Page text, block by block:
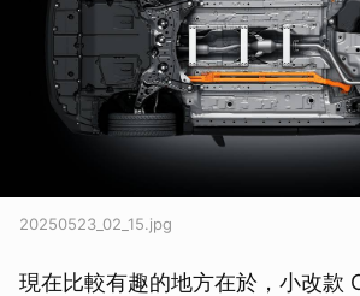
20250523_02_15.jpg
現在比較有趣的地方在於，小改款